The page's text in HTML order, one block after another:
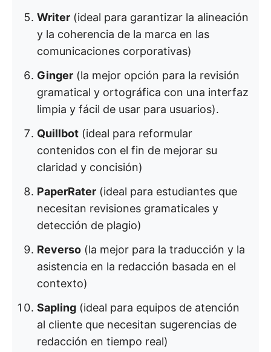
Writer (ideal para garantizar la alineación
y la coherencia de la marca en las
comunicaciones corporativas)
Ginger (la mejor opción para la revisión
gramatical y ortográfica con una interfaz
limpia y fácil de usar para usuarios).
Quillbot (ideal para reformular
contenidos con el fin de mejorar su
claridad y concisión)
PaperRater (ideal para estudiantes que
necesitan revisiones gramaticales y
detección de plagio)
Reverso (la mejor para la traducción y la
asistencia en la redacción basada en el
contexto)
Sapling (ideal para equipos de atención
al cliente que necesitan sugerencias de
redacción en tiempo real)